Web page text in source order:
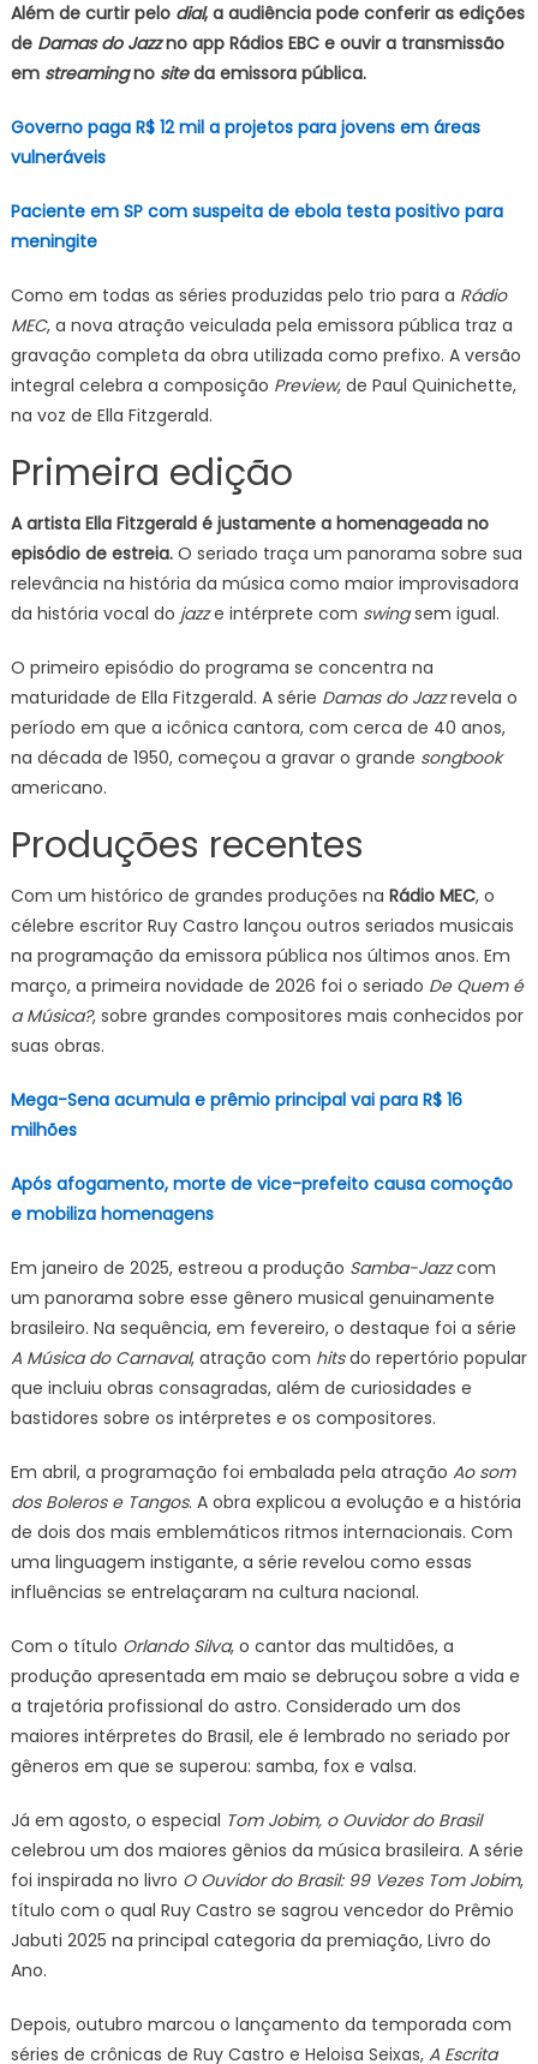
Além de curtir pelo dial, a audiência pode conferir as edições
de Damas do Jazzno app Rádios EBC e ouvir a transmissão
em streamingnositeda emissora pública.
Governo paga R$ 12 mil a projetos para jovens em áreas
vulneráveis
Paciente em SP com suspeita de ebola testa positivo para
meningite
Como em todas as séries produzidas pelo trio para a Rádio
MEC, a nova atração veiculada pela emissora pública traz a
gravação completa da obra utilizada como prefixo. A versão
integral celebra a composição Preview, de Paul Quinichette,
na voz de Ella Fitzgerald.
Primeira edição
A artista Ella Fitzgerald é justamente a homenageada no
episódio de estreia.O seriado traça um panorama sobre sua
relevância na história da música como maior improvisadora
da história vocal do jazze intérprete com swingsem igual.
O primeiro episódio do programa se concentra na
maturidade de Ella Fitzgerald. A série Damas do Jazzrevela o
período em que a icônica cantora, com cerca de 40 anos,
na década de 1950, começou a gravar o grande songbook
americano.
Produções recentes
Com um histórico de grandes produções na Rádio MEC, o
célebre escritor Ruy Castro lançou outros seriados musicais
na programação da emissora pública nos últimos anos. Em
março, a primeira novidade de 2026 foi o seriado De Quem é
a Música?, sobre grandes compositores mais conhecidos por
suas obras.
Mega-Sena acumula e prêmio principal vai para R$ 16
milhões
Após afogamento, morte de vice-prefeito causa comoção
e mobiliza homenagens
Em janeiro de 2025, estreou a produção Samba-Jazzcom
um panorama sobre esse gênero musical genuinamente
brasileiro. Na sequência, em fevereiro, o destaque foi a série
A Música do Carnaval, atração com hitsdo repertório popular
que incluiu obras consagradas, além de curiosidades e
bastidores sobre os intérpretes e os compositores.
Em abril, a programação foi embalada pela atração Ao som
dos Boleros e Tangos. A obra explicou a evolução e a história
de dois dos mais emblemáticos ritmos internacionais. Com
uma linguagem instigante, a série revelou como essas
influências se entrelaçaram na cultura nacional.
Com o título Orlando Silva, o cantor das multidões, a
produção apresentada em maio se debruçou sobre a vida e
a trajetória profissional do astro. Considerado um dos
maiores intérpretes do Brasil, ele é lembrado no seriado por
gêneros em que se superou: samba, fox e valsa.
Já em agosto, o especial Tom Jobim, o Ouvidor do Brasil
celebrou um dos maiores gênios da música brasileira. A série
foi inspirada no livro O Ouvidor do Brasil: 99 Vezes Tom Jobim,
título com o qual Ruy Castro se sagrou vencedor do Prêmio
Jabuti 2025 na principal categoria da premiação, Livro do
Ano.
Depois, outubro marcou o lançamento da temporada com
séries de crônicas de Ruy Castro e Heloisa Seixas,A Escrita